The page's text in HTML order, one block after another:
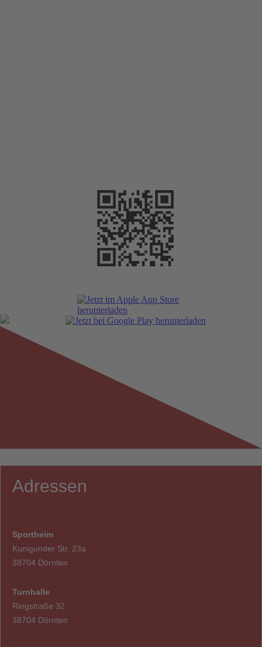
Adressen
Sportheim
Kunigunder Str. 23a
38704 Dörnten
Turnhalle
Ringstraße 32
38704 Dörnten